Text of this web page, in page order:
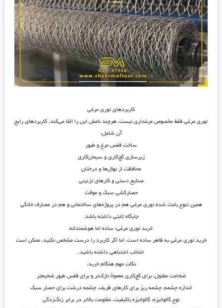
کاربردهای توری مرغی
توری مرغی فقط مخصوص مرغداری نیست، هرچند نامش این را القا می‌کند. کاربردهای رایج
آن شامل:
ساخت قفس مرغ و طیور
زیرسازی گچ‌کاری و سیمان‌کاری
محافظت از نهال‌ها و درختان
صنایع دستی و کارهای تزئینی
حصارکشی سبک و موقت
همین تنوع باعث شده توری مرغی هم در پروژه‌های ساختمانی و هم در مصارف خانگی
جایگاه ثابتی داشته باشد.
خرید توری مرغی؛ ساده اما هوشمندانه
خرید توری مرغی به ظاهر ساده است، اما اگر کاربرد را درست مشخص نکنید، ممکن است
انتخاب اشتباهی داشته باشید.
نکات مهم هنگام خرید:
ضخامت مفتول: برای گچ‌کاری معمولاً نازک‌تر و برای قفس طیور ضخیم‌تر
اندازه چشمه: چشمه ریز برای کارهای ظریف، چشمه درشت برای حصار سبک
نوع گالوانیزه: گالوانیزه باکیفیت، مقاومت بالاتر در برابر زنگ‌زدگی